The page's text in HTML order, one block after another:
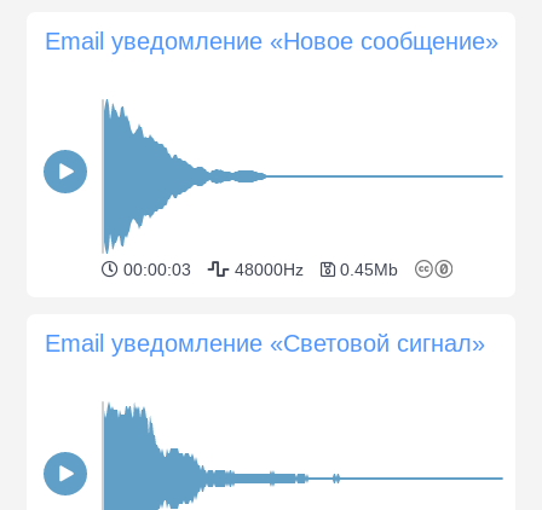
Email уведомление «Новое сообщение»
00:00:03 48000Hz 0.45Mb
Email уведомление «Световой сигнал»